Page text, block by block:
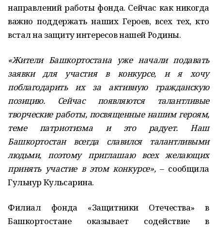
направлений работы фонда. Сейчас как никогда
важно поддержать наших Героев, всех тех, кто
встал на защиту интересов нашей Родины.
«Жители Башкортостана уже начали подавать
заявки для участия в конкурсе, и я хочу
поблагодарить их за активную гражданскую
позицию. Сейчас появляются талантливые
творческие работы, посвященные нашим героям,
теме патриотизма и это радует. Наш
Башкортостан всегда славился талантливыми
людьми, поэтому приглашаю всех желающих
принять участие в этом конкурсе»,– сообщила
Гульнур Кульсарина.
Филиал фонда «Защитники Отечества» в
Башкортостане оказывает содействие в